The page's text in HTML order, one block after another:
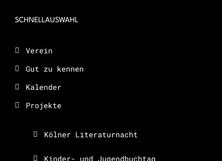
SCHNELLAUSWAHL
Verein
Gut zu kennen
Kalender
Projekte
Kölner Literaturnacht
Kinder- und Jugendbuchtag